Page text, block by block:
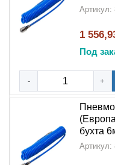
Артикул:
1
Под
- +
бухта
Артикул: